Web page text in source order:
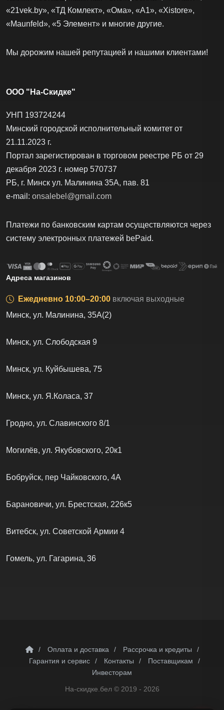
«21vek.by», «ТД Комлект», «Ома», «А1», «Xistore»,
«Maunfeld», «5 Элемент» и многие другие.
Мы дорожим нашей репутацией и нашими клиентами!
ООО "На-Скидке"
УНП 193724244
Минский городской исполнительный комитет от
21.11.2023 г.
Портал зарегистирован в торговом реестре РБ от 29
декабря 2023 г. номер 570737
РБ, г. Минск ул. Малинина 35А, пав. 81
e-mail: onsalebel@gmail.com
Платежи по банковским картам осуществляются через
систему электронных платежей bеPаid.
Адреса магазинов
Ежедневно 10:00–20:00 включая выходные
Минск, ул. Малинина, 35А(2)
Минск, ул. Слободская 9
Минск, ул. Куйбышева, 75
Минск, ул. Я.Коласа, 37
Гродно, ул. Славинского 8/1
Могилёв, ул. Якубовского, 20к1
Бобруйск, пер Чайковского, 4А
Барановичи, ул. Брестская, 226к5
Витебск, ул. Советской Армии 4
Гомель, ул. Гагарина, 36
/ Оплата и доставка / Рассрочка и кредиты
/
Гарантия и сервис
/ Контакты / Поставщикам
/
Инвесторам
На-скидке.бел ©2019 - 2026